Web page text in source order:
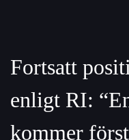
Fortsatt
enligt RI:
kommer